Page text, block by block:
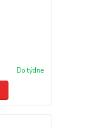
Do týdne